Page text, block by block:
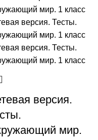
версия.
мир.